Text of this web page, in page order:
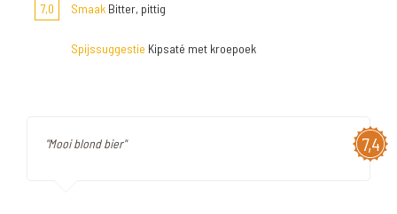
7,0 Smaak Bitter, pittig
Spijssuggestie Kipsaté met kroepoek
7,4
"Mooi blond bier"